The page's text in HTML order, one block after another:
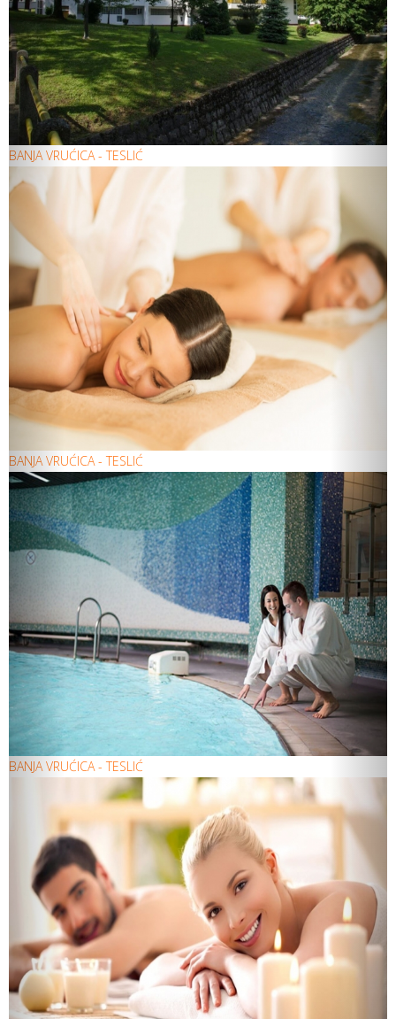
BANJA VRUĆICA - TESLIĆ
BANJA VRUĆICA - TESLIĆ
BANJA VRUĆICA - TESLIĆ